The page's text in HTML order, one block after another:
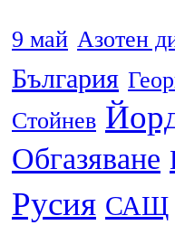
9 май Азотен
България
Стойнев
Обгазяване
Русия САЩ